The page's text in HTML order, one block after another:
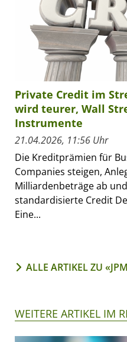
Private Credit im
wird teurer, Wall
Instrumente
21.04.2026, 11:56 Uhr
Die Kreditprämien für
Companies steigen,
Milliardenbeträge ab
standardisierte Credit
Eine...
ALLE ARTIKEL ZU
WEITERE ARTIKEL IM